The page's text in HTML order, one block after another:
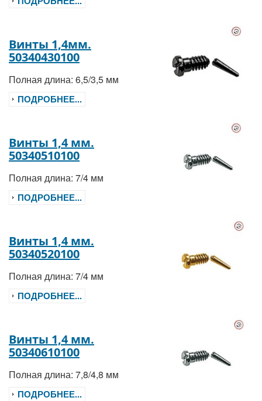
Винты 1,4мм.
50340430100
Полная длина: 6,5/3,5 мм
ПОДРОБНЕЕ...
Винты 1,4 мм.
50340510100
Полная длина: 7/4 мм
ПОДРОБНЕЕ...
Винты 1,4 мм.
50340520100
Полная длина: 7/4 мм
ПОДРОБНЕЕ...
Винты 1,4 мм.
50340610100
Полная длина: 7,8/4,8 мм
ПОДРОБНЕЕ...